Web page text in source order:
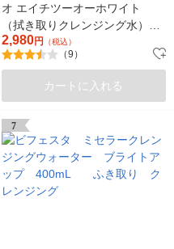
オ エイチツーオーホワイト
（拭き取りクレンジング水）
250mL
2,980円 （税込）
（9）
カートに入れる
7